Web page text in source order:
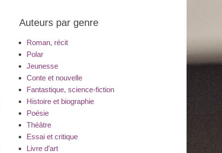
Auteurs par genre
Roman, récit
Polar
Jeunesse
Conte et nouvelle
Fantastique, science-fiction
Histoire et biographie
Poésie
Théâtre
Essai et critique
Livre d’art